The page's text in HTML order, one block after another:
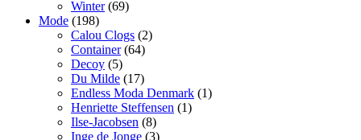
Winter(69)
Mode (198)
Calou Clogs (2)
Container(64)
Decoy (5)
Du Milde (17)
Endless Moda Denmark (1)
Henriette Steffensen (1)
Ilse-Jacobsen (8)
Inge de Jonge (3)